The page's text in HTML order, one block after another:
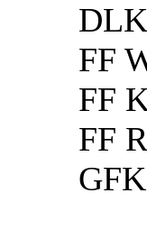
FF
FF
FF